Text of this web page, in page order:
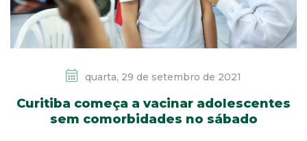
quarta, 29 de setembro de 2021
Curitiba começa a vacinar adolescentes
sem comorbidades no sábado